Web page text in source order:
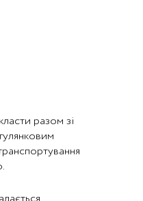
разом зі